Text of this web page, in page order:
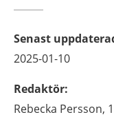
Senast
2025-01-10
Redaktör:
Rebecka Persson,